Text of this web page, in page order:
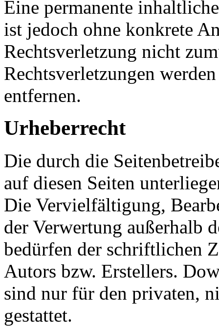
Eine permanente
ist jedoch ohne konkrete
Rechtsverletzung nicht
Rechtsverletzungen
entfernen.
Urheberrecht
Die durch die
auf diesen Seiten
Die Vervielfältigung,
der Verwertung außerhalb
bedürfen der schriftlichen
Autors bzw. Erstellers.
sind nur für den privaten,
gestattet.